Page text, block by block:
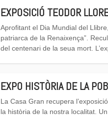
EXPOSICIÓ TEODOR
Aprofitant el Dia Mundial del
patriarca de la Renaixença”.
del centenari de la seua mort.
EXPO HISTÒRIA DE LA
La Casa Gran recupera
la història de la nostra localitat.